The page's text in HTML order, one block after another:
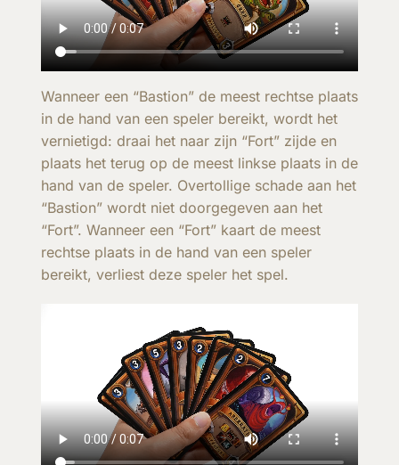
Wanneer een “Bastion” de meest rechtse plaats
in de hand van een speler bereikt, wordt het
vernietigd: draai het naar zijn “Fort” zijde en
plaats het terug op de meest linkse plaats in de
hand van de speler. Overtollige schade aan het
“Bastion” wordt niet doorgegeven aan het
“Fort”. Wanneer een “Fort” kaart de meest
rechtse plaats in de hand van een speler
bereikt, verliest deze speler het spel.